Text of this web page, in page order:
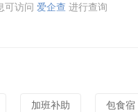
可访问 爱企查 进行查询
加班补助 包食宿